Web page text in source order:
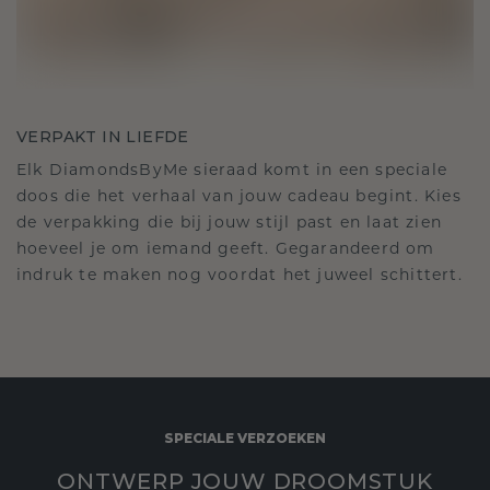
VERPAKT IN LIEFDE
Elk DiamondsByMe sieraad komt in een speciale
doos die het verhaal van jouw cadeau begint. Kies
de verpakking die bij jouw stijl past en laat zien
hoeveel je om iemand geeft. Gegarandeerd om
indruk te maken nog voordat het juweel schittert.
SPECIALE VERZOEKEN
ONTWERP JOUW DROOMSTUK